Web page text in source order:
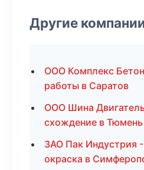
Другие
ООО Комплекс
работы в Саратов
ООО Шина
схождение в Тюмень
ЗАО Пак Индустрия
окраска в